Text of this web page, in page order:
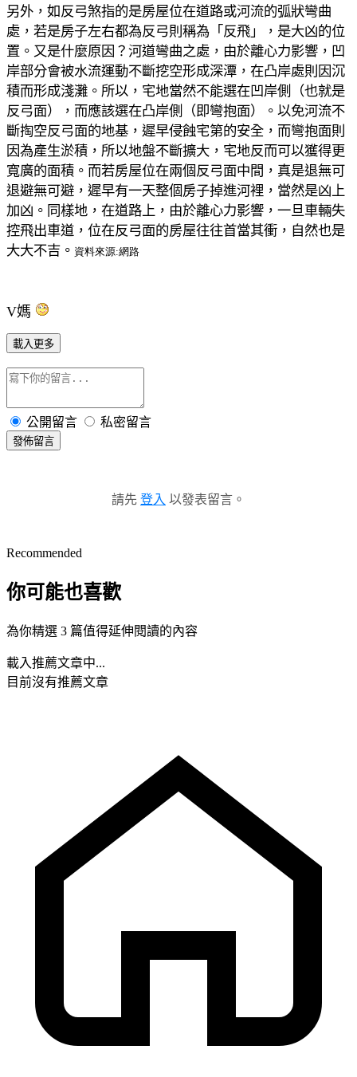
另外，如反弓煞指的是房屋位在道路或河流的弧狀彎曲
處，若是房子左右都為反弓則稱為「反飛」，是大凶的位
置。又是什麼原因？ 河道彎曲之處，由於離心力影響，凹
岸部分會被水流運動不斷挖空形成深潭，在凸岸處則因沉
積而形成淺灘。 所以，宅地當然不能選在凹岸側（也就是
反弓面），而應該選在凸岸側
（即彎抱面）。以免河流不
斷掏空反弓面的地基，遲早侵蝕宅第的安全 ，而彎抱面則
因為產生淤積，所以地盤不斷擴大，宅地反而可以獲得更
寬廣的面積。 而若房屋位在兩個反弓面中間，真是退無可
退避無可避，遲早有一天整個房子掉進河裡，當然是凶上
加凶。同樣地，在道路上，由於離心力影響，一旦車輛失
控飛出車道，位在反弓面的房屋往往首當其衝，自然也是
大大不吉。 資料來源:網路
V媽
載入更多
公開留言 私密留言
發佈留言
請先 登入 以發表留言。
Recommended
你可能也喜歡
為你精選 3 篇值得延伸閱讀的內容
載入推薦文章中...
目前沒有推薦文章